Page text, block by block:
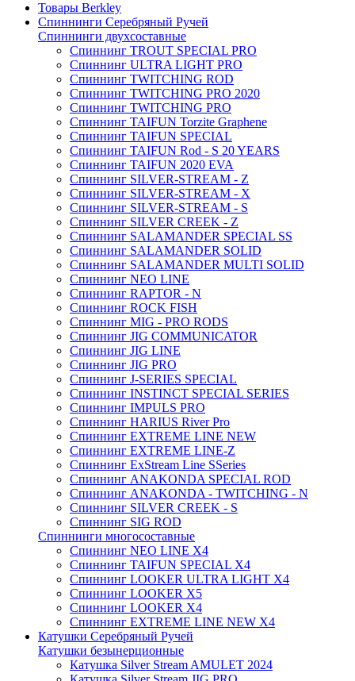
Товары Berkley
Спиннинги Серебряный Ручей
Спиннинги двухсоставные
Спиннинг TROUT SPECIAL PRO
Спиннинг ULTRA LIGHT PRO
Спиннинг TWITCHING ROD
Спиннинг TWITCHING PRO 2020
Спиннинг TWITCHING PRO
Спиннинг TAIFUN Torzite Graphene
Спиннинг TAIFUN SPECIAL
Спиннинг TAIFUN Rod - S 20 YEARS
Спиннинг TAIFUN 2020 EVA
Спиннинг SILVER-STREAM - Z
Спиннинг SILVER-STREAM - X
Спиннинг SILVER-STREAM - S
Спиннинг SILVER CREEK - Z
Спиннинг SALAMANDER SPECIAL SS
Спиннинг SALAMANDER SOLID
Спиннинг SALAMANDER MULTI SOLID
Спиннинг NEO LINE
Спиннинг RAPTOR - N
Спиннинг ROCK FISH
Спиннинг MIG - PRO RODS
Спиннинг JIG COMMUNICATOR
Спиннинг JIG LINE
Спиннинг JIG PRO
Спиннинг J-SERIES SPECIAL
Спиннинг INSTINCT SPECIAL SERIES
Спиннинг IMPULS PRO
Спиннинг HARIUS River Pro
Спиннинг EXTREME LINE NEW
Спиннинг EXTREME LINE-Z
Спиннинг ExStream Line SSeries
Спиннинг ANAKONDA SPECIAL ROD
Спиннинг ANAKONDA - TWITCHING - N
Спиннинг SILVER CREEK - S
Спиннинг SIG ROD
Спиннинги многосоставные
Спиннинг NEO LINE X4
Спиннинг TAIFUN SPECIAL X4
Спиннинг LOOKER ULTRA LIGHT X4
Спиннинг LOOKER X5
Спиннинг LOOKER X4
Спиннинг EXTREME LINE NEW X4
Катушки Серебряный Ручей
Катушки безынерционные
Катушка Silver Stream AMULET 2024